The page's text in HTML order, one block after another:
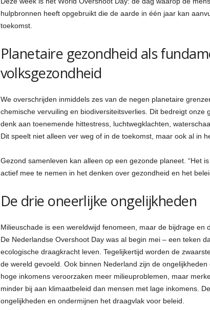
s
hulpbronnen heeft opgebruikt die de aarde in één jaar kan
toekomst.
Planetaire gezondheid als
volksgezondheid
We overschrijden inmiddels zes van de negen planetaire
chemische vervuiling en biodiversiteitsverlies. Dit bedreigt onze
denk aan toenemende hittestress, luchtwegklachten,
Dit speelt niet alleen ver weg of in de toekomst, maar ook al in
Gezond samenleven kan alleen op een gezonde planeet. “Het
actief mee te nemen in het denken over gezondheid en het
De drie oneerlijke ongelijkheden
Milieuschade is een wereldwijd fenomeen, maar de bijdrage en
De Nederlandse Overshoot Day was al begin mei – een teken
ecologische draagkracht leven. Tegelijkertijd worden de
de wereld gevoeld. Ook binnen Nederland zijn de
hoge inkomens veroorzaken meer milieuproblemen, maar
minder bij aan klimaatbeleid dan mensen met lage inkomens.
ongelijkheden en ondermijnen het draagvlak voor beleid.